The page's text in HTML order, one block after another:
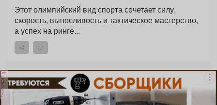
Этот олимпийский вид спорта сочетает силу,
скорость, выносливость и тактическое мастерство,
а успех на ринге...
реклама